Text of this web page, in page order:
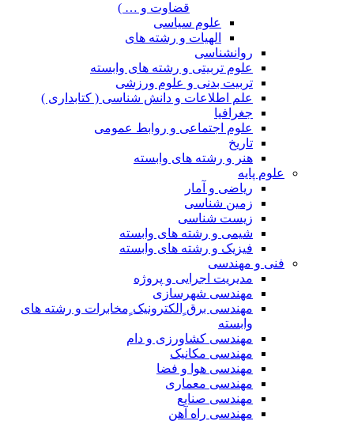
قضاوت و … )
علوم سیاسی
الهیات و رشته های
روانشناسی
علوم تربیتی و رشته های وابسته
تربیت بدنی و علوم ورزشی
علم اطلاعات و دانش شناسی ( کتابداری )
جغرافیا
علوم اجتماعی و روابط عمومی
تاریخ
هنر و رشته های وابسته
علوم پایه
ریاضی و آمار
زمین شناسی
زیست شناسی
شیمی و رشته های وابسته
فیزیک و رشته های وابسته
فنی و مهندسی
مدیریت اجرایی و پروژه
مهندسی شهرسازی
مهندسی برق ٍالکترونیک ٍمخابرات و رشته های
وابسته
مهندسی کشاورزی و دام
مهندسی مکانیک
مهندسی هوا و فضا
مهندسی معماری
مهندسی صنایع
مهندسی راه آهن